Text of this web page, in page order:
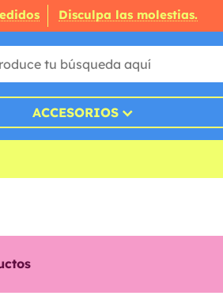
Disculpa las molestias.
ACCESORIOS